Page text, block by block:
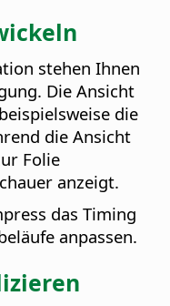
stehen Ihnen
Die Ansicht
die
die Ansicht
Folie
anzeigt.
das Timing
anpassen.